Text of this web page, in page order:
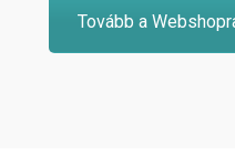
Tovább a